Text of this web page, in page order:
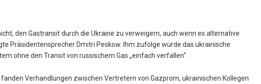
den Gastransit durch die Ukraine zu verweigern, auch wenn es alternative
Präsidentensprecher Dmitri Peskow. Ihm zufolge würde das ukrainische
ohne den Transit von russischem Gas „einfach verfallen“.
fanden Verhandlungen zwischen Vertretern von Gazprom, ukrainischen Kollegen